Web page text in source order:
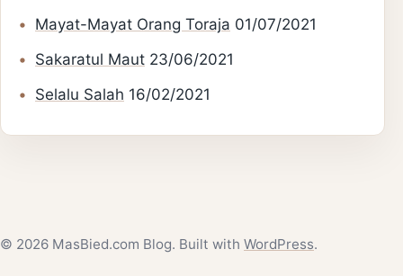
Mayat-Mayat Orang Toraja 01/07/2021
Sakaratul Maut 23/06/2021
Selalu Salah 16/02/2021
© 2026 MasBied.com Blog. Built with WordPress.